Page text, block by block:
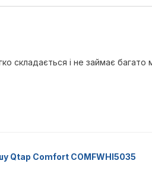
складається і не займає
Qtap Comfort COMFWHI5035